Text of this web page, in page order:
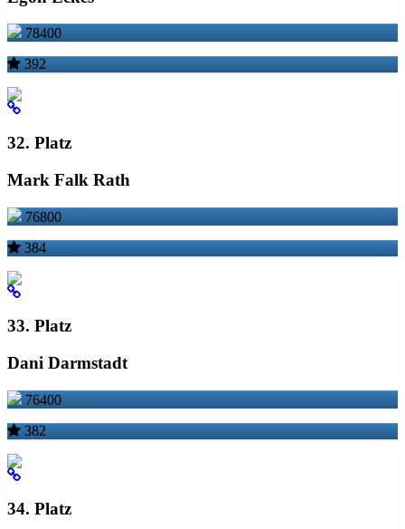
78400
392
32. Platz
Mark Falk Rath
76800
384
33. Platz
Dani Darmstadt
76400
382
34. Platz